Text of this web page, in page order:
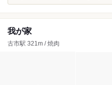
我が家
古市駅 321m / 焼肉